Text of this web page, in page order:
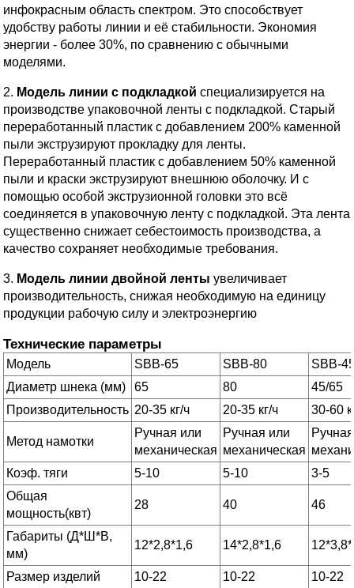
инфокрасным область спектром. Это способствует
удобству работы линии и её стабильности. Экономия
энергии - более 30%, по сравнению с обычными
моделями.
2. Модель линии с подкладкой специализируется на
производстве упаковочной ленты с подкладкой. Старый
переработанный пластик с добавлением 200% каменной
пыли экструзируют прокладку для ленты.
Переработанный пластик с добавлением 50% каменной
пыли и краски экструзируют внешнюю оболочку. И с
помощью особой экструзионной головки это всё
соединяется в упаковочную ленту с подкладкой. Эта лента
существенно снижает себестоимость производства, а
качество сохраняет необходимые требования.
3. Модель линии двойной ленты увеличивает
производительность, снижая необходимую на единицу
продукции рабочую силу и электроэнергию
Технические параметры
Модель SBB-65 SBB-80
SBB-
Диаметр шнека (мм)
65 80
45/65
Производительность 20-35 кг/ч 20-35 кг/ч 30-60
Метод намотки
Ручная или
механическая
Ручная или
механическая
Коэф. тяги
5-10 5-10
3-5
Общая
мощность(квт)
28 40 46
Габариты (Д*Ш*В,
мм)
12*2,8*1,6 14*2,8*1,6
Размер изделий 10-22 10-22 10-22